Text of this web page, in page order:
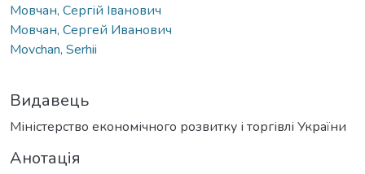
Мовчан, Сергій Іванович
Мовчан, Сергей Иванович
Movchan, Serhii
Видавець
Міністерство економічного розвитку і торгівлі України
Анотація